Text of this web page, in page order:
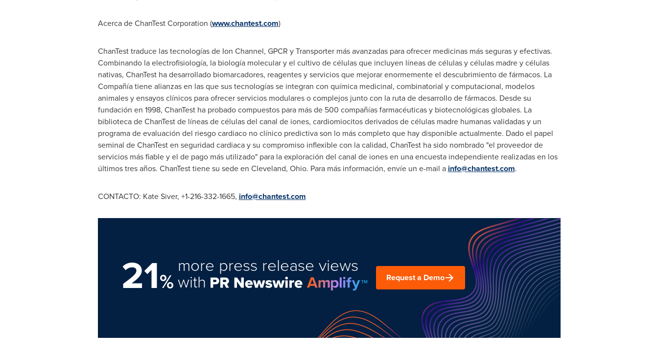
Acerca de ChanTest Corporation (www.chantest.com)
ChanTest traduce las tecnologías de Ion Channel, GPCR y Transporter más avanzadas para ofrecer medicinas más seguras y efectivas.
Combinando la electrofisiología, la biología molecular y el cultivo de células que incluyen líneas de células y células madre y células
nativas, ChanTest ha desarrollado biomarcadores, reagentes y servicios que mejorar enormemente el descubrimiento de fármacos. La
Compañía tiene alianzas en las que sus tecnologías se integran con química medicinal, combinatorial y computacional, modelos
animales y ensayos clínicos para ofrecer servicios modulares o complejos junto con la ruta de desarrollo de fármacos. Desde su
fundación en 1998, ChanTest ha probado compuestos para más de 500 compañías farmacéuticas y biotecnológicas globales. La
biblioteca de ChanTest de líneas de células del canal de iones, cardiomiocitos derivados de células madre humanas validadas y un
programa de evaluación del riesgo cardiaco no clínico predictiva son lo más completo que hay disponible actualmente. Dado el papel
seminal de ChanTest en seguridad cardiaca y su compromiso inflexible con la calidad, ChanTest ha sido nombrado "el proveedor de
servicios más fiable y el de pago más utilizado" para la exploración del canal de iones en una encuesta independiente realizadas en los
últimos tres años. ChanTest tiene su sede en Cleveland, Ohio. Para más información, envíe un e-mail a info@chantest.com.
CONTACTO: Kate Siver, +1-216-332-1665, info@chantest.com
21%
more press release views
with Request a Demo